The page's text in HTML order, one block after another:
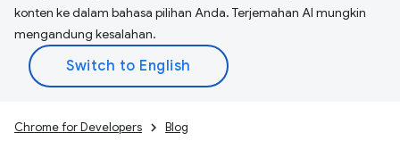
konten ke dalam bahasa pilihan Anda. Terjemahan AI mungkin
mengandung kesalahan.
Chrome for Developers Blog